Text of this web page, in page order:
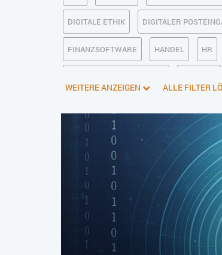
DIGITALE ETHIK DIGITALER
FINANZSOFTWARE HANDEL HR
SOFTWAREENTWICKLUNG SWONET
WEBDESIGN
WEITERE ANZEIGEN ALLE FILTER